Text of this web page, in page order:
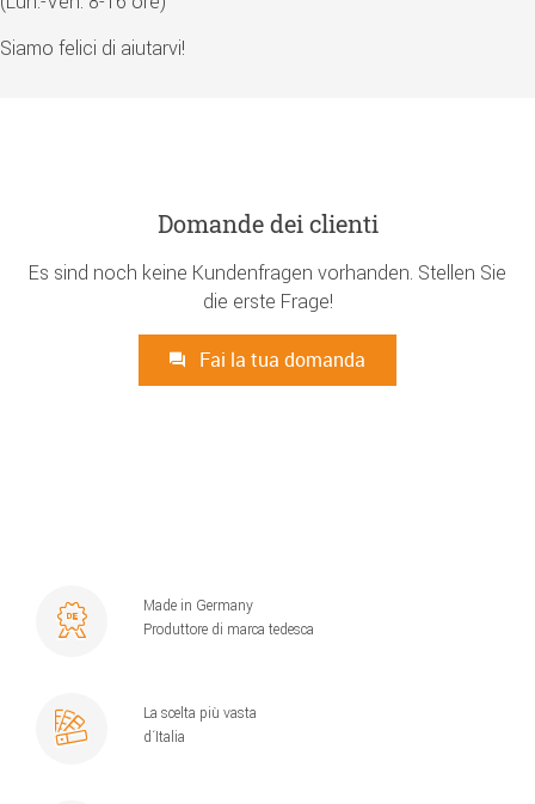
Siamo felici di aiutarvi!
Domande dei clienti
Es sind noch keine Kundenfragen vorhanden. Stellen Sie
die erste Frage!
Fai la tua domanda
Made in Germany
Produttore di marca tedesca
La scelta più vasta
d´Italia